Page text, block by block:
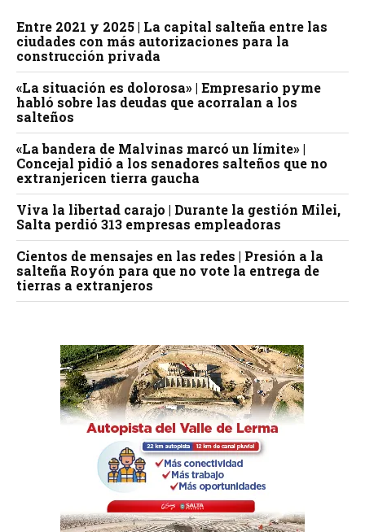
Entre 2021 y 2025 | La capital salteña entre las
ciudades con más autorizaciones para la
construcción privada
«La situación es dolorosa» | Empresario pyme
habló sobre las deudas que acorralan a los
salteños
«La bandera de Malvinas marcó un límite» |
Concejal pidió a los senadores salteños que no
extranjericen tierra gaucha
Viva la libertad carajo | Durante la gestión Milei,
Salta perdió 313 empresas empleadoras
Cientos de mensajes en las redes | Presión a la
salteña Royón para que no vote la entrega de
tierras a extranjeros